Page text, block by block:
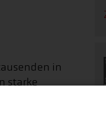
in
starke